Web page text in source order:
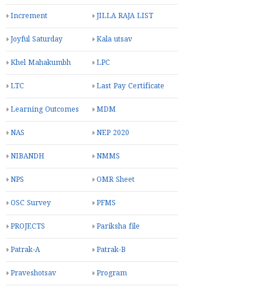
Increment JILLA RAJA LIST
Joyful Saturday Kala utsav
Khel Mahakumbh LPC
LTC Last Pay Certificate
Learning Outcomes MDM
NAS NEP 2020
NIBANDH NMMS
NPS OMR Sheet
OSC Survey PFMS
PROJECTS Pariksha file
Patrak-A Patrak-B
Praveshotsav Program